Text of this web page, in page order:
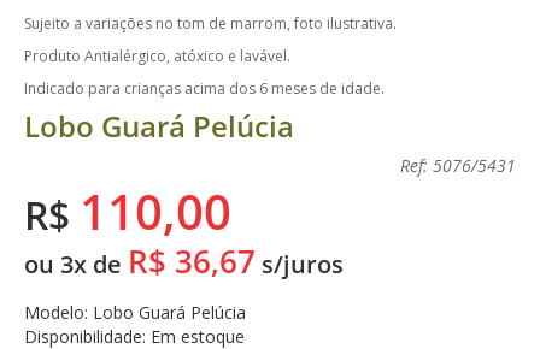
Sujeito a variações no tom de marrom, foto ilustrativa.
Produto Antialérgico, atóxico e lavável.
Indicado para crianças acima dos 6 meses de idade.
Lobo Guará Pelúcia
Ref: 5076/5431
R$ 110,00
ou 3x de R$ 36,67 s/juros
Modelo: Lobo Guará Pelúcia
Disponibilidade: Em estoque